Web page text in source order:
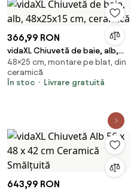
366,99 RON
vidaXL Chiuvetă de baie, alb,
48x25x15 cm, ceramică
48×25 cm, montare pe blat, din
ceramică
În stoc
Livrare gratuită
643,99 RON